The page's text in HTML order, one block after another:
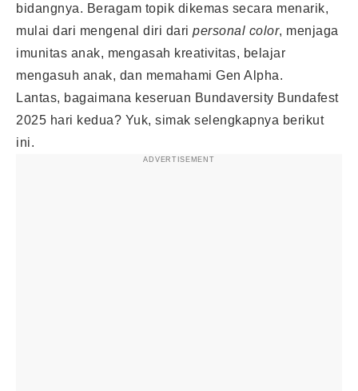
bidangnya. Beragam topik dikemas secara menarik,
mulai dari mengenal diri dari personal color, menjaga
imunitas anak, mengasah kreativitas, belajar
mengasuh anak, dan memahami Gen Alpha.
Lantas, bagaimana keseruan Bundaversity Bundafest
2025 hari kedua? Yuk, simak selengkapnya berikut
ini.
ADVERTISEMENT